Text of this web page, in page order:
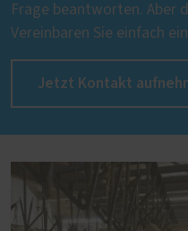
Frage beantworten. Aber
Vereinbaren Sie einfach
Jetzt Kontakt